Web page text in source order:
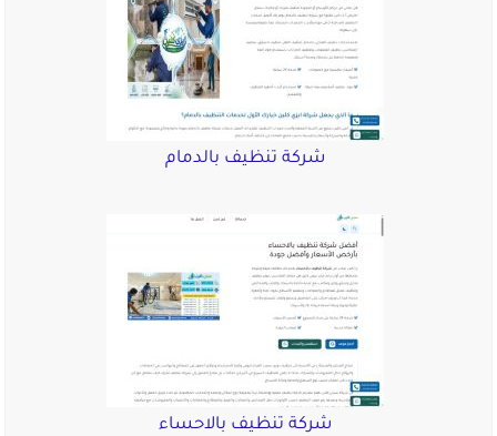
شركة تنظيف بالدمام
شركة تنظيف بالاحساء